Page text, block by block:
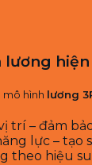
lương
hình lương
trí – đảm
lực – tạo
theo hiệu